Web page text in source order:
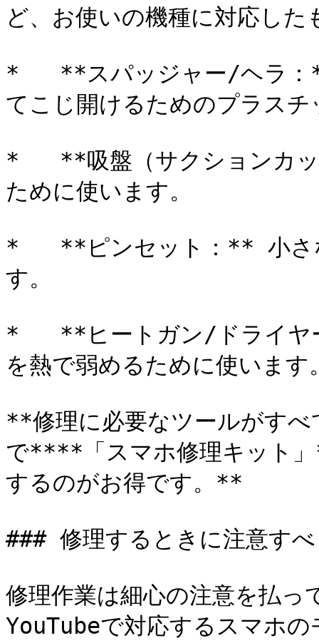
ど、お使いの機種に対応した
*   **スパッジャー/ヘラ：
てこじ開けるためのプラスチ
*   **吸盤（サクションカ
ために使います。
*   **ピンセット：** 小さ
す。
*   **ヒートガン/ドライヤ
を熱で弱めるために使います
**修理に必要なツールがす
で****「スマホ修理キット
するのがお得です。**
### 修理するときに注意す
修理作業は細心の注意を払っ
YouTubeで対応するスマホ